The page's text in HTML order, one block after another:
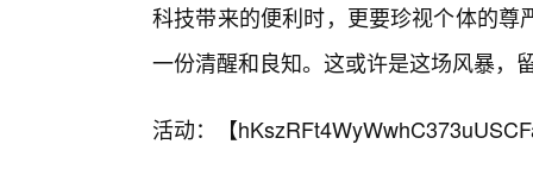
科技带来的便利时，更要珍视个体的
一份清醒和良知。这或许是这场风暴，
活动：【